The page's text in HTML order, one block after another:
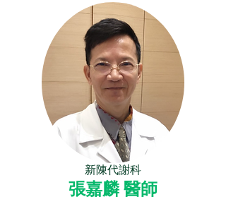
新陳代謝科
張嘉麟 醫師